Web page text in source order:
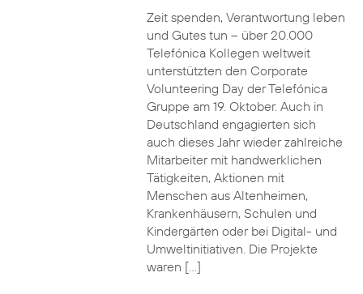
Zeit spenden, Verantwortung leben
und Gutes tun – über 20.000
Telefónica Kollegen weltweit
unterstützten den Corporate
Volunteering Day der Telefónica
Gruppe am 19. Oktober. Auch in
Deutschland engagierten sich
auch dieses Jahr wieder zahlreiche
Mitarbeiter mit handwerklichen
Tätigkeiten, Aktionen mit
Menschen aus Altenheimen,
Krankenhäusern, Schulen und
Kindergärten oder bei Digital- und
Umweltinitiativen. Die Projekte
waren […]